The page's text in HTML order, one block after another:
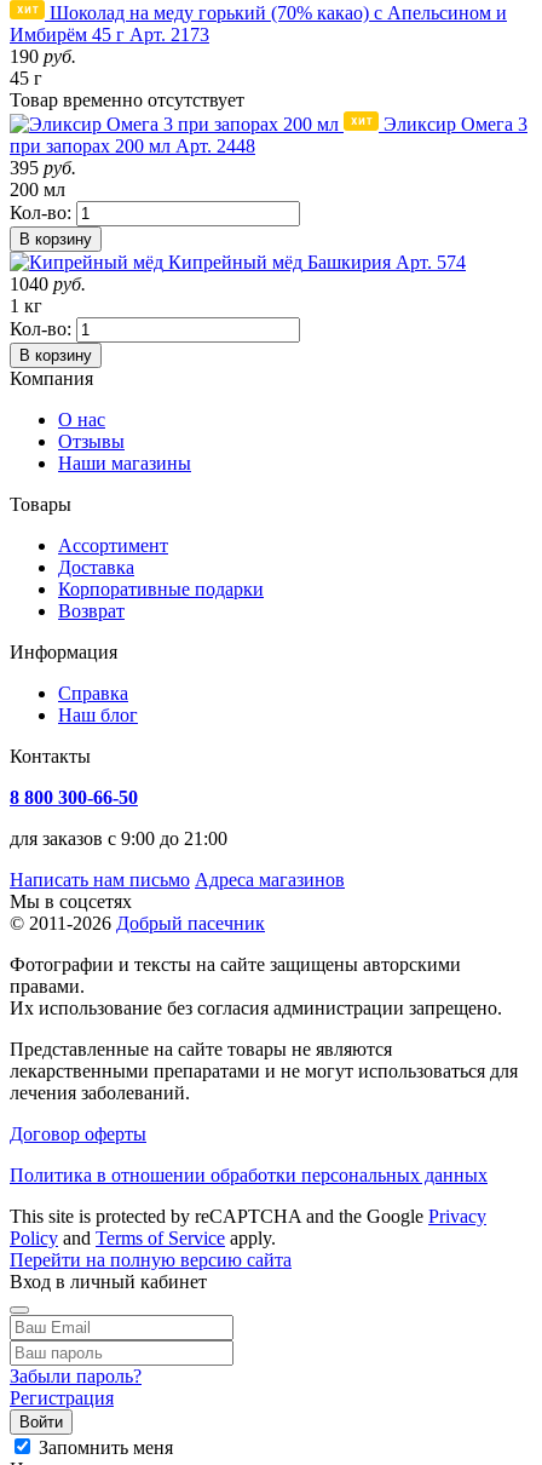
Шоколад на меду горький (70% какао) с Апельсином и
Имбирём 45 г Арт. 2173
190 руб.
45 г
Товар временно отсутствует
Эликсир Омега 3
при запорах 200 мл Арт. 2448
395 руб.
200 мл
Кол-во:
В корзину
Кипрейный мёд Башкирия Арт. 574
1040 руб.
1 кг
Кол-во:
В корзину
Компания
О нас
Отзывы
Наши магазины
Товары
Ассортимент
Доставка
Корпоративные подарки
Возврат
Информация
Справка
Наш блог
Контакты
8 800 300-66-50
для заказов с 9:00 до 21:00
Написать нам письмо Адреса магазинов
Мы в соцсетях
© 2011-2026 Добрый пасечник
Фотографии и тексты на сайте защищены авторскими
правами.
Их использование без согласия администрации запрещено.
Представленные на сайте товары не являются
лекарственными препаратами и не могут использоваться для
лечения заболеваний.
Договор оферты
Политика в отношении обработки персональных данных
This site is protected by reCAPTCHA and the Google Privacy
Policy and Terms of Service apply.
Перейти на полную версию сайта
Вход в личный кабинет
Забыли пароль?
Регистрация
Войти
Запомнить меня